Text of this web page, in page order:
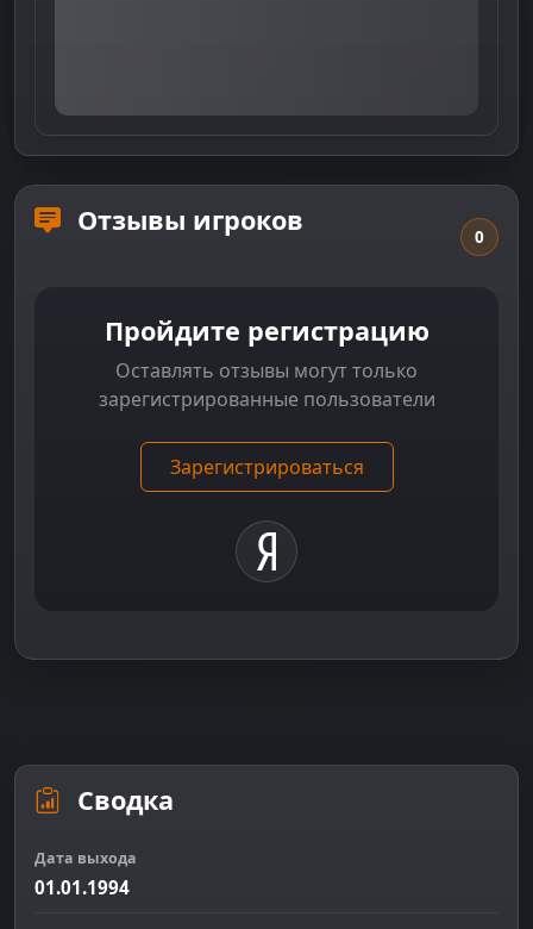
Отзывы игроков 0
Пройдите регистрацию
Оставлять отзывы могут только
зарегистрированные пользователи
Зарегистрироваться
Сводка
Дата выхода
01.01.1994